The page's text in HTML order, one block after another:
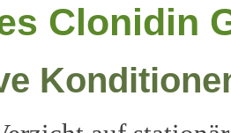
Clonidin